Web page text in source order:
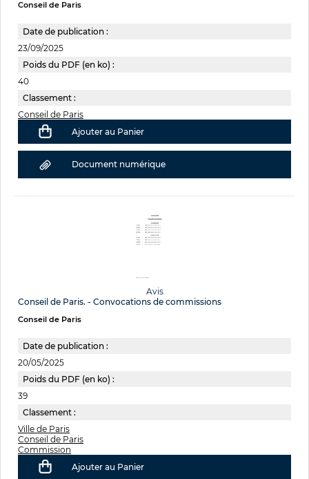
Conseil de Paris
Date de publication :
23/09/2025
Poids du PDF (en ko) :
40
Classement :
Conseil de Paris
Ajouter au Panier
Document numérique
Avis
Conseil de Paris. - Convocations de commissions
Conseil de Paris
Date de publication :
20/05/2025
Poids du PDF (en ko) :
39
Classement :
Ville de Paris
Conseil de Paris
Commission
Ajouter au Panier